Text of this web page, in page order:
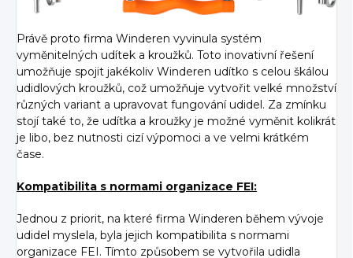
Právě proto firma Winderen vyvinula systém
vyměnitelných udítek a kroužků. Toto inovativní řešení
umožňuje spojit jakékoliv Winderen udítko s celou škálou
udidlových kroužků, což umožňuje vytvořit velké množství
různých variant a upravovat fungování udidel. Za zmínku
stojí také to, že udítka a kroužky je možné vyměnit kolikrát
je libo, bez nutnosti cizí výpomoci a ve velmi krátkém
čase.
Kompatibilita s normami organizace FEI:
Jednou z priorit, na které firma Winderen během vývoje
udidel myslela, byla jejich kompatibilita s normami
organizace FEI. Tímto způsobem se vytvořila udidla